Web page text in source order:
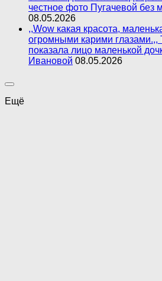
честное фото Пугачевой без
08.05.2026
,,Wow какая красота,
огромными карими
показала лицо маленькой
Ивановой 08.05.2026
Ещё